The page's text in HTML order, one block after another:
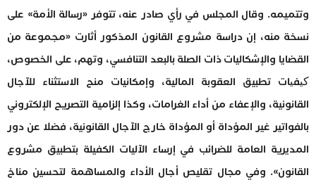
وتتميمه. وقال المجلس في رأي صادر عنه، تتوفر «رسالة الأمة» على
نسخة منه، إن دراسة مشروع القانون المذكور أثارت «مجموعة من
القضايا والإشكاليات ذات الصلة بالبعد التنافسي، وتهم، على الخصوص،
کیفیات تطبيق العقوبة المالية، وإمكانيات منح الاستثناء للآجال
القانونية، والإعفاء من أداء الغرامات، وكذا إلزامية التصريح الإلكتروني
بالفواتير غير المؤداة أو المؤداة خارج الآجال القانونية، فضلا عن دور
المديرية العامة للضرائب في إرساء الآليات الكفيلة بتطبيق مشروع
القانون». وفي مجال تقليص أجال الأداء والمساهمة لتحسين مناخ